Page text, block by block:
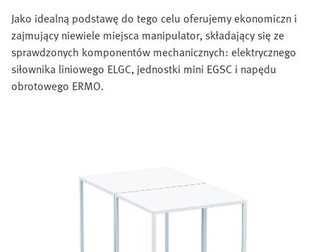
Jako idealną podstawę do tego celu oferujemy ekonomiczn i
zajmujący niewiele miejsca manipulator, składający się ze
sprawdzonych komponentów mechanicznych: elektrycznego
siłownika liniowego ELGC, jednostki mini EGSC i napędu
obrotowego ERMO.